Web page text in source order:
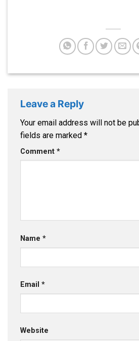
Leave a Reply
Your email address will not be
fields are marked *
Comment *
Name *
Email *
Website